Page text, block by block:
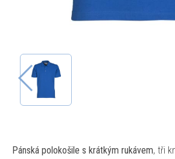
Pánská polokošile s krátkým rukávem, tři